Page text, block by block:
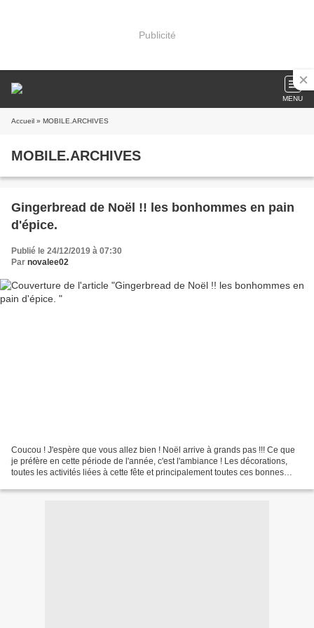
Publicité
MENU
Accueil » MOBILE.ARCHIVES
MOBILE.ARCHIVES
Gingerbread de Noël !! les bonhommes en pain
d'épice.
Publié le 24/12/2019 à 07:30
Par novalee02
Coucou ! J'espère que vous allez bien ! Noël arrive à grands pas !!! Ce que
je préfère en cette période de l'année, c'est l'ambiance ! Les décorations,
toutes les activités liées à cette fête et principalement toutes ces bonnes